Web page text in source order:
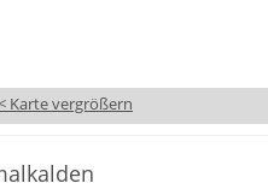
Karte vergrößern